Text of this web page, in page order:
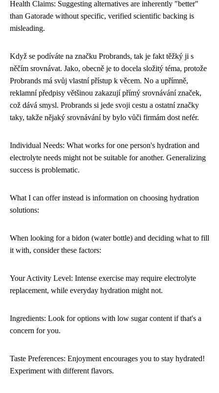
Health Claims: Suggesting alternatives are inherently "better"
than Gatorade without specific, verified scientific backing is
misleading.
Když se podíváte na značku Probrands, tak je fakt těžký ji s
něčím srovnávat. Jako, obecně je to docela složitý téma, protože
Probrands má svůj vlastní přístup k věcem. No a upřímně,
reklamní předpisy většinou zakazují přímý srovnávání značek,
což dává smysl. Probrands si jede svoji cestu a ostatní značky
taky, takže nějaký srovnávání by bylo vůči firmám dost nefér.
Individual Needs: What works for one person's hydration and
electrolyte needs might not be suitable for another. Generalizing
success is problematic.
What I can offer instead is information on choosing hydration
solutions:
When looking for a bidon (water bottle) and deciding what to fill
it with, consider these factors:
Your Activity Level: Intense exercise may require electrolyte
replacement, while everyday hydration might not.
Ingredients: Look for options with low sugar content if that's a
concern for you.
Taste Preferences: Enjoyment encourages you to stay hydrated!
Experiment with different flavors.